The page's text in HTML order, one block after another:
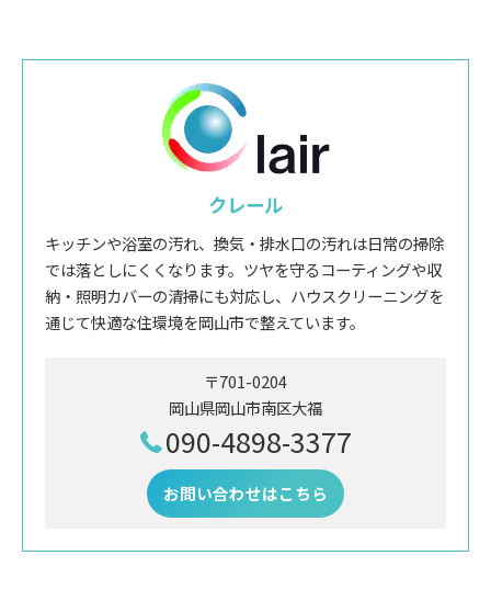
クレール
キッチンや浴室の汚れ、換気・排水口の汚れは日常の掃除
では落としにくくなります。ツヤを守るコーティングや収
納・照明カバーの清掃にも対応し、ハウスクリーニングを
通じて快適な住環境を岡山市で整えています。
〒701-0204
岡山県岡山市南区大福
090-4898-3377
お問い合わせはこちら